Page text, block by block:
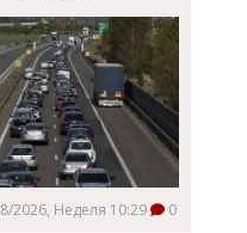
2026, Неделя 10:29 0